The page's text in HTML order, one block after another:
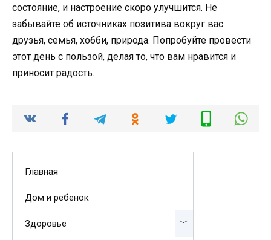
состояние, и настроение скоро улучшится. Не
забывайте об источниках позитива вокруг вас:
друзья, семья, хобби, природа. Попробуйте провести
этот день с пользой, делая то, что вам нравится и
приносит радость.
Главная
Дом и ребенок
Здоровье